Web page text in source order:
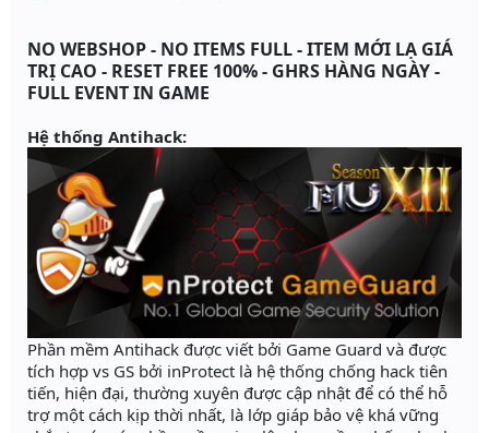
NO WEBSHOP - NO ITEMS FULL - ITEM MỚI LẠ GIÁ
TRỊ CAO - RESET FREE 100% - GHRS HÀNG NGÀY -
FULL EVENT IN GAME
Hệ thống Antihack:
Phần mềm Antihack được viết bởi Game Guard và được
tích hợp vs GS bởi inProtect là hệ thống chống hack tiên
tiến, hiện đại, thường xuyên được cập nhật để có thể hỗ
trợ một cách kịp thời nhất, là lớp giáp bảo vệ khá vững